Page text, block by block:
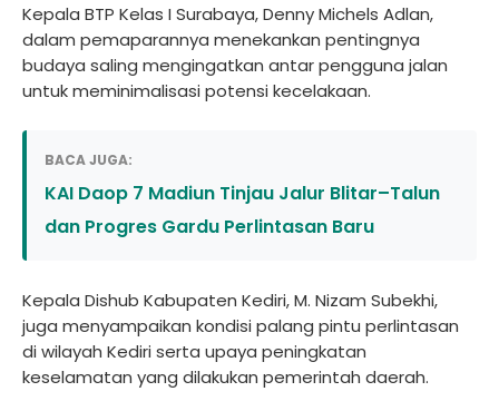
Kepala BTP Kelas I Surabaya, Denny Michels Adlan,
dalam pemaparannya menekankan pentingnya
budaya saling mengingatkan antar pengguna jalan
untuk meminimalisasi potensi kecelakaan.
BACA JUGA:
KAI Daop 7 Madiun Tinjau Jalur Blitar–Talun
dan Progres Gardu Perlintasan Baru
Kepala Dishub Kabupaten Kediri, M. Nizam Subekhi,
juga menyampaikan kondisi palang pintu perlintasan
di wilayah Kediri serta upaya peningkatan
keselamatan yang dilakukan pemerintah daerah.